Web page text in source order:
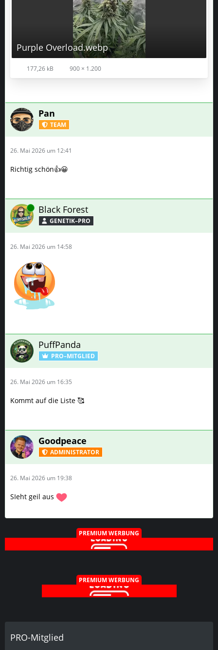
Purple Overload.webp
177,26 kB 900 × 1.200
Pan
TEAM
26. Mai 2026 um 12:41
Richtig schön👍😀
Online Black Forest
GENETIK–PRO
26. Mai 2026 um 14:58
PuffPanda
PRO–MITGLIED
26. Mai 2026 um 16:35
Kommt auf die Liste 🥰
Goodpeace
ADMINISTRATOR
26. Mai 2026 um 19:38
SIeht geil aus
PREMIUM WERBUNG
PREMIUM WERBUNG
PRO-Mitglied